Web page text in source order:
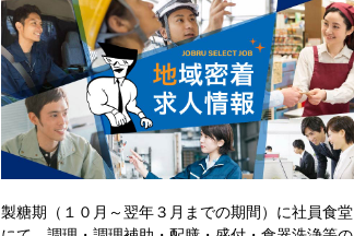
製糖期（１０月～翌年３月までの期間）に社員食堂